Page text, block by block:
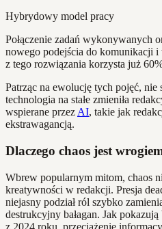
Hybrydowy model pracy
Połączenie zadań wykonywanych
nowego podejścia do komunikacji i
z tego rozwiązania korzysta już
Patrząc na ewolucję tych pojęć, nie
technologia na stałe zmieniła
wspierane przez AI, takie jak
ekstrawagancją.
Dlaczego chaos jest
Wbrew popularnym mitom, chaos
kreatywności w redakcji. Presja
niejasny podział ról szybko
destrukcyjny bałagan. Jak
z 2024 roku, przeciążenie